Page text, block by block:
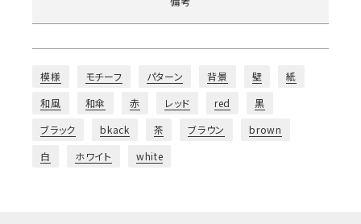
模様 モチーフ パターン 背景 壁
紙
和風
和傘 赤 レッド red
黒
ブラック
bkack 茶 ブラウン
brown
白
ホワイト white